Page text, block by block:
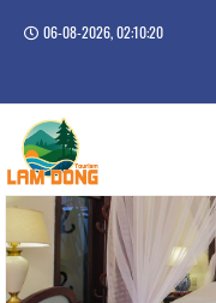
06-08-2026, 02:10:20